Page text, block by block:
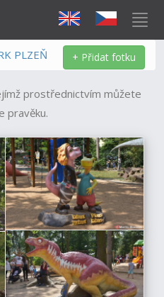
PLZEŇ + Přidat fotku
prostřednictvím můžete
pravěku.